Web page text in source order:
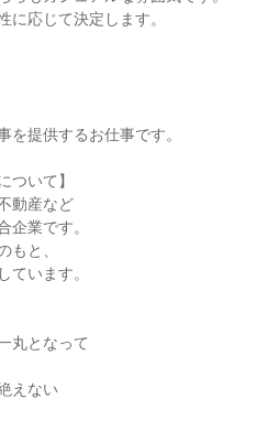
に応じて決定します。
を提供するお仕事です。
ついて】
動産など
企業です。
もと、
ています。
丸となって
えない